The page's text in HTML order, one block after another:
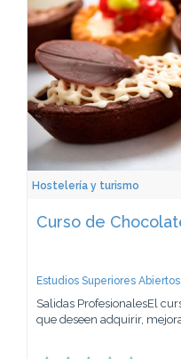
Hostelería y turismo
Curso de
Estudios Superiores
Salidas ProfesionalesEl
que deseen adquirir,